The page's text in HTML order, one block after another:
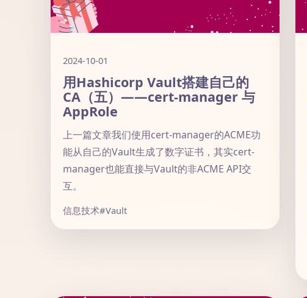
2024-10-01
用Hashicorp Vault搭建自己的
CA（五）——cert-manager 与
AppRole
上一篇文章我们使用cert-manager的ACME功
能从自己的Vault生成了数字证书，其实cert-
manager也能直接与Vault的非ACME API交
互。
信息技术#Vault